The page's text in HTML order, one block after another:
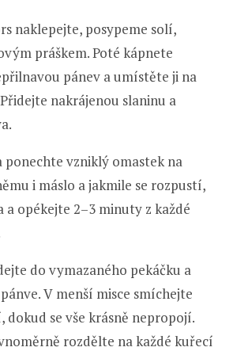
naklepejte, posypeme solí,
práškem. Poté kápnete
pánev a umístěte ji na
nakrájenou slaninu a
ponechte vzniklý omastek na
i máslo a jakmile se rozpustí,
opékejte 2–3 minuty z každé
do vymazaného pekáčku a
V menší misce smíchejte
dokud se vše krásně nepropojí.
rozdělte na každé kuřecí